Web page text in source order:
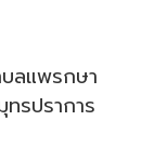
ลแพรกษา
รปราการ